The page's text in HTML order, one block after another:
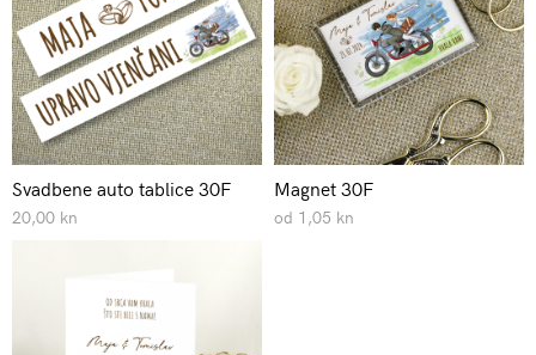
Svadbene auto tablice 30F
20,00 kn
Magnet 30F
od 1,05 kn